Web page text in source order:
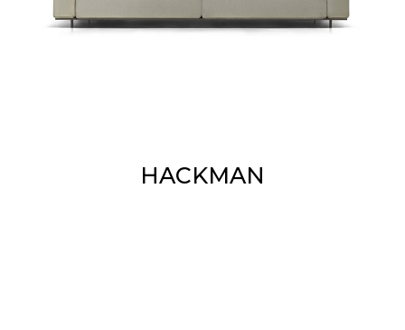
HACKMAN